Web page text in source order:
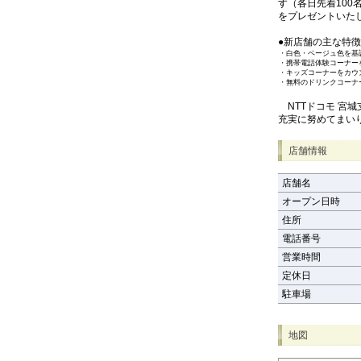
す（各日先着100
をプレゼントいた
●新店舗の主な特徴
・ 白色・ベージュ色を
・ 携帯電話体験コーナ
・ キッズコーナーをカ
・ 無料のドリンクコー
NTTドコモ 宮城
充実に努めてまい
店舗情報
店舗名
オープン日時
住所
電話番号
営業時間
定休日
駐車場
地図